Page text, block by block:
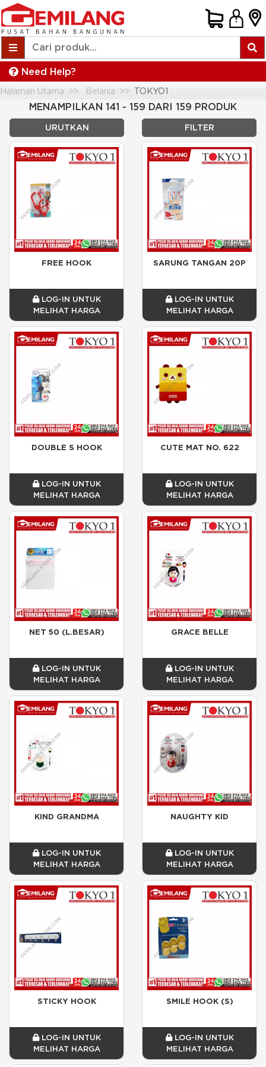
Need Help?
Halaman Utama Belanja TOKYO1
MENAMPILKAN 141 - 159 DARI 159 PRODUK
URUTKAN FILTER
FREE HOOK
LOG-IN UNTUK
MELIHAT HARGA
SARUNG TANGAN 20P
LOG-IN UNTUK
MELIHAT HARGA
DOUBLE S HOOK
LOG-IN UNTUK
MELIHAT HARGA
CUTE MAT NO. 622
LOG-IN UNTUK
MELIHAT HARGA
NET 50 (L.BESAR)
LOG-IN UNTUK
MELIHAT HARGA
GRACE BELLE
LOG-IN UNTUK
MELIHAT HARGA
KIND GRANDMA
LOG-IN UNTUK
MELIHAT HARGA
NAUGHTY KID
LOG-IN UNTUK
MELIHAT HARGA
STICKY HOOK
LOG-IN UNTUK
MELIHAT HARGA
SMILE HOOK (S)
LOG-IN UNTUK
MELIHAT HARGA